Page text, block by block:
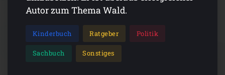
Autor zum Thema Wald.
Kinderbuch Ratgeber Politik
Sachbuch Sonstiges